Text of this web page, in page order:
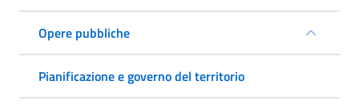
Opere pubbliche
Pianificazione e governo del territorio